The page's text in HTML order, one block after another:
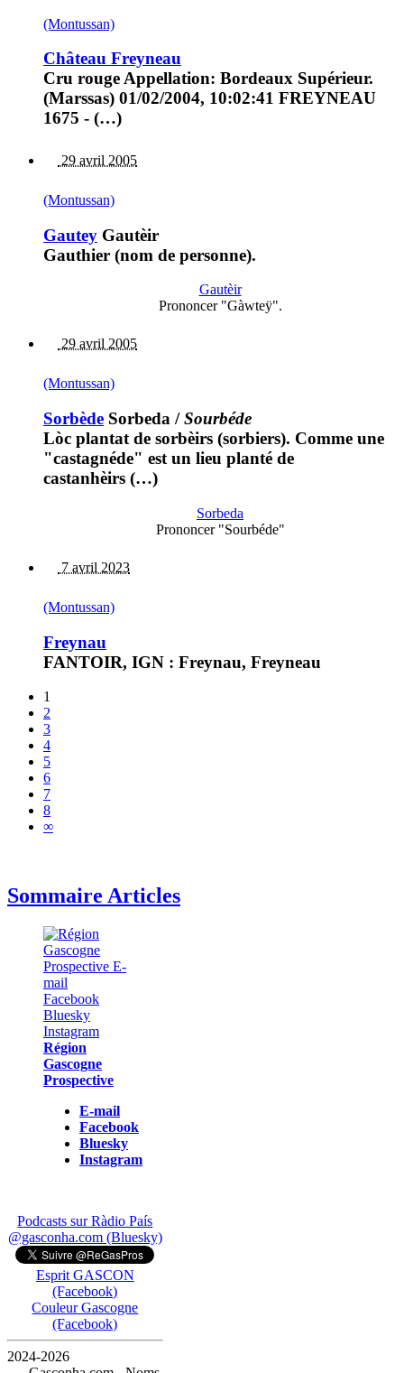
(Montussan)
Château Freyneau
Cru rouge Appellation: Bordeaux Supérieur.
(Marssas) 01/02/2004, 10:02:41 FREYNEAU
1675 - (…)
29 avril 2005
(Montussan)
Gautey Gautèir
Gauthier (nom de personne).
Gautèir
Prononcer "Gàwteÿ".
29 avril 2005
(Montussan)
Sorbède Sorbeda /Sourbéde
Lòc plantat de sorbèirs (sorbiers). Comme une
"castagnéde" est un lieu planté de
castanhèirs (…)
Sorbeda
Prononcer "Sourbéde"
7 avril 2023
(Montussan)
Freynau
FANTOIR, IGN : Freynau, Freyneau
1
2
3
4
5
6
7
8
∞
Sommaire Articles
Région
Gascogne
Prospective
E-mail
Facebook
Bluesky
Instagram
Podcasts sur Ràdio País
@gasconha.com (Bluesky)
Esprit GASCON
(Facebook)
Couleur Gascogne
(Facebook)
2024-2026